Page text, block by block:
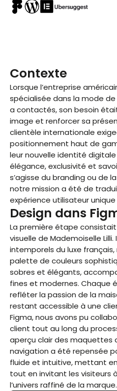
Contexte
Lorsque l’entreprise
spécialisée dans la mode
a contactés, son besoin
image et renforcer sa
clientèle internationale
positionnement haut de
leur nouvelle identité
élégance, exclusivité et
s’agisse du branding ou de
notre mission a été de
expérience utilisateur
Design dans
La première étape
visuelle de Mademoiselle
intemporels du luxe
palette de couleurs
sobres et élégants,
fines et modernes. Chaque
refléter la passion de la
restant accessible à une
Figma, nous avons pu
client tout au long du
aperçu clair des maquettes
navigation a été repensée
fluide et intuitive, mettant
tout en invitant les visiteurs
l’univers raffiné de la marque.